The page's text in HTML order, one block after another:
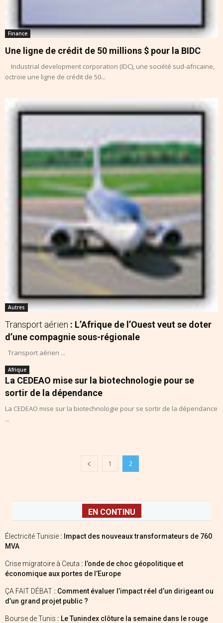
Finance
Une ligne de crédit de 50 millions $ pour la BIDC
Industrial development corporation (IDC), une société sud-africaine,
octroie une ligne de crédit de 50...
Autres
Transport aérien : L’Afrique de l’Ouest veut se doter
d’une compagnie sous-régionale
Transport aérien ...
Afrique
La CEDEAO mise sur la biotechnologie pour se
sortir de la dépendance
La CEDEAO mise sur la biotechnologie pour se sortir de la dépendance
...
1 2
EN CONTINU
Électricité Tunisie : Impact des nouveaux transformateurs de 760
MVA
Crise migratoire à Ceuta : l’onde de choc géopolitique et
économique aux portes de l’Europe
ÇA FAIT DÉBAT : Comment évaluer l’impact réel d’un dirigeant ou
d’un grand projet public ?
Bourse de Tunis : Le Tunindex clôture la semaine dans le rouge